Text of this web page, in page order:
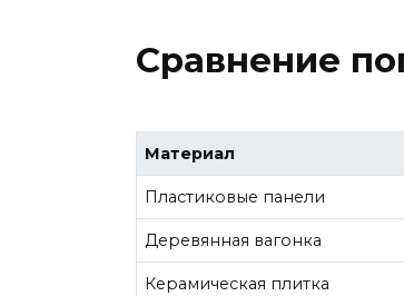
Сравнение
Материал
Пластиковые панели
Деревянная вагонка
Керамическая плитка